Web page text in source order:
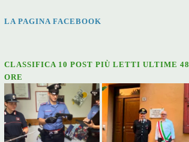
LA PAGINA FACEBOOK
CLASSIFICA 10 POST PIÙ LETTI ULTIME 48
ORE